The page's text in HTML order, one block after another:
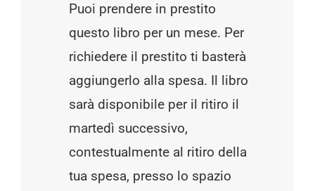
Puoi prendere in prestito
questo libro per un mese. Per
richiedere il prestito ti basterà
aggiungerlo alla spesa. Il libro
sarà disponibile per il ritiro il
martedì successivo,
contestualmente al ritiro della
tua spesa, presso lo spazio